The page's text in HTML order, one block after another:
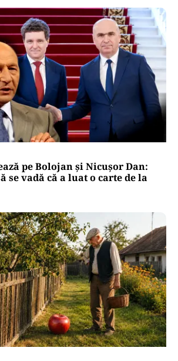
pe Bolojan și Nicușor Dan:
se vadă că a luat o carte de la